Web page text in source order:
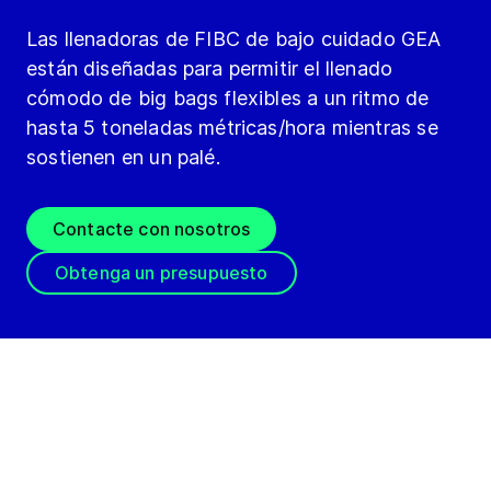
Las llenadoras de FIBC de bajo cuidado GEA
están diseñadas para permitir el llenado
cómodo de big bags flexibles a un ritmo de
hasta 5 toneladas métricas/hora mientras se
sostienen en un palé.
Contacte con nosotros
Obtenga un presupuesto